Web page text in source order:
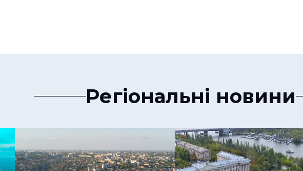
Регіональні новини